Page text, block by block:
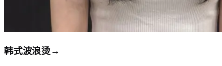
韩式波浪烫→